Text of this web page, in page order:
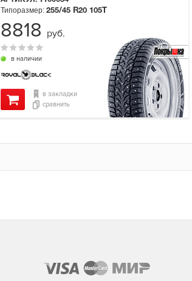
в наличии
Типоразмер: 255/45 R20 105T
в закладки
сравнить
8818 руб.